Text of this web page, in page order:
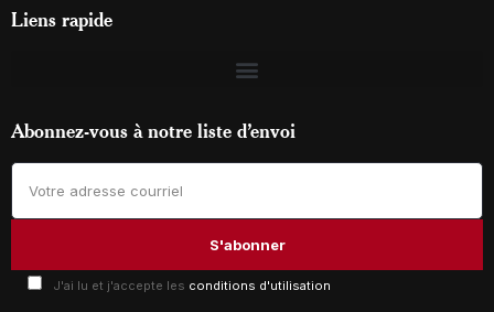
Liens rapide
Abonnez-vous à notre liste d’envoi
J'ai lu et j'accepte les conditions d'utilisation